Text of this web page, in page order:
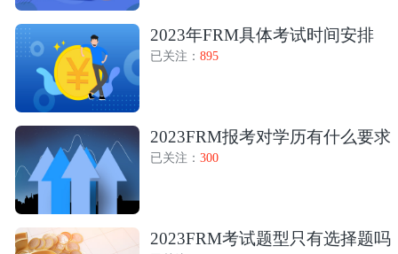
2023年FRM具体考试时间安排
已关注： 895
2023FRM报考对学历有什么要求
已关注： 300
2023FRM考试题型只有选择题吗